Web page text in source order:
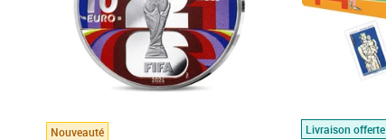
Nouveauté
Livraison offerte